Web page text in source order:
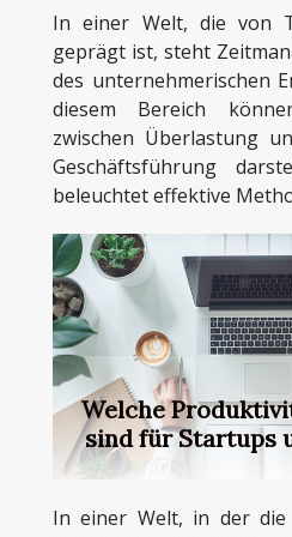
In einer Welt, die von
geprägt ist, steht
des unternehmerischen
diesem Bereich
zwischen Überlastung
Geschäftsführung
beleuchtet effektive
Welche
sind für Startups
In einer Welt, in der die